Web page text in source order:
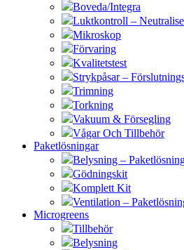
Boveda/Integra
Luktkontroll –
Mikroskop
Förvaring
Kvalitetstest
Strykpåsar –
Trimning
Torkning
Vakuum & Försegling
Vågar Och Tillbehör
Paketlösningar
Belysning –
Gödningskit
Komplett Kit
Ventilation –
Microgreens
Tillbehör
Belysning